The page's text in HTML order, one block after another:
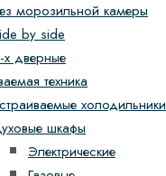
морозильной камеры
by side
х дверные
техника
холодильники
шкафы
Электрические